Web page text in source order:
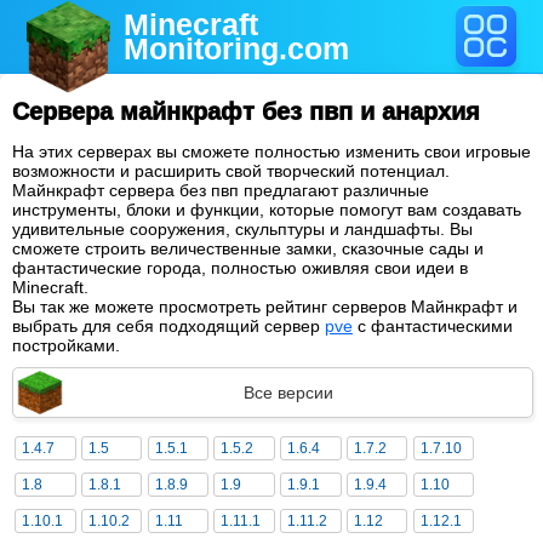
Minecraft
Monitoring.com
Сервера майнкрафт без пвп и анархия
На этих серверах вы сможете полностью изменить свои игровые
возможности и расширить свой творческий потенциал.
Майнкрафт сервера без пвп предлагают различные
инструменты, блоки и функции, которые помогут вам создавать
удивительные сооружения, скульптуры и ландшафты. Вы
сможете строить величественные замки, сказочные сады и
фантастические города, полностью оживляя свои идеи в
Minecraft.
Вы так же можете просмотреть рейтинг серверов Майнкрафт и
выбрать для себя подходящий сервер pve с фантастическими
постройками.
Все версии
1.4.7 1.5 1.5.1 1.5.2 1.6.4 1.7.2 1.7.10
1.8 1.8.1 1.8.9 1.9 1.9.1 1.9.4 1.10
1.10.1 1.10.2 1.11 1.11.1 1.11.2 1.12 1.12.1